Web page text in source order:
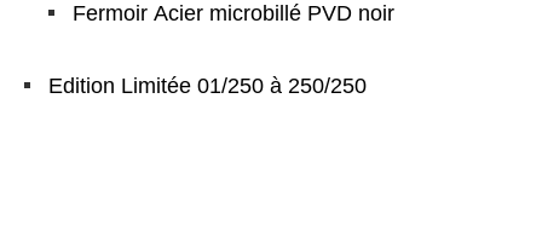
Fermoir Acier microbillé PVD noir
Edition Limitée 01/250 à 250/250